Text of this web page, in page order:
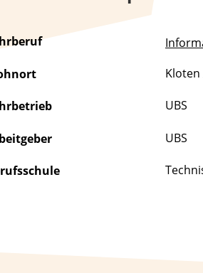
Kloten
UBS
UBS